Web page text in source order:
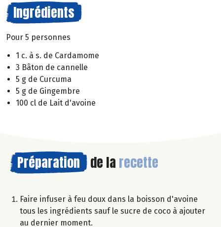
Ingrédients
Pour 5 personnes
1 c. à s. de Cardamome
3 Bâton de cannelle
5 g de Curcuma
5 g de Gingembre
100 cl de Lait d'avoine
Préparation de la recette
Faire infuser à feu doux dans la boisson d'avoine
tous les ingrédients sauf le sucre de coco à ajouter
au dernier moment.